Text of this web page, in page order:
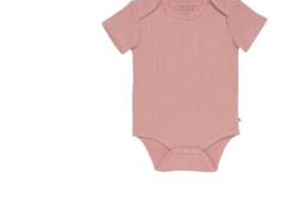
prijs
€9,99.
prijs